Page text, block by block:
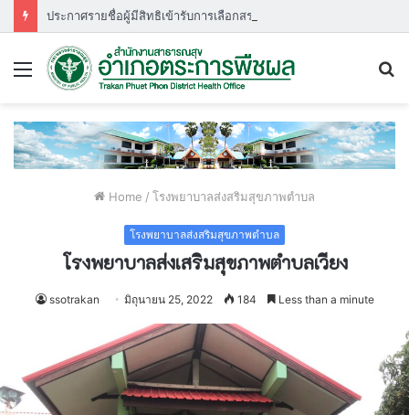
Menu
Home / โรงพยาบาลส่งสริมสุขภาพตำบล
โรงพยาบาลส่งสริมสุขภาพตำบล
โรงพยาบาลส่งเสริมสุขภาพตำบลเวียง
ssotrakan มิถุนายน 25, 2022 184 Less than a minute